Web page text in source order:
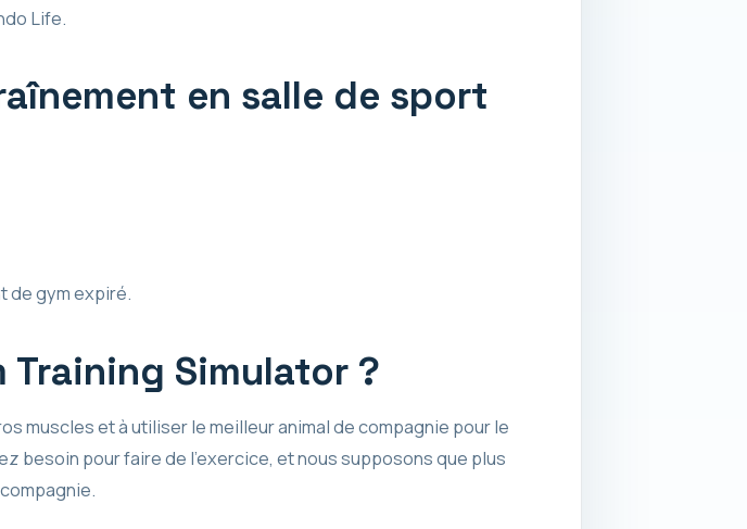
Life.
en salle de sport
de gym expiré.
Training Simulator ?
muscles et à utiliser le meilleur animal de compagnie pour le
besoin pour faire de l’exercice, et nous supposons que plus